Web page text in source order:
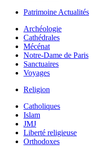
Patrimoine Actualités
Archéologie
Cathédrales
Mécénat
Notre-Dame de Paris
Sanctuaires
Voyages
Religion
Catholiques
Islam
JMJ
Liberté religieuse
Orthodoxes